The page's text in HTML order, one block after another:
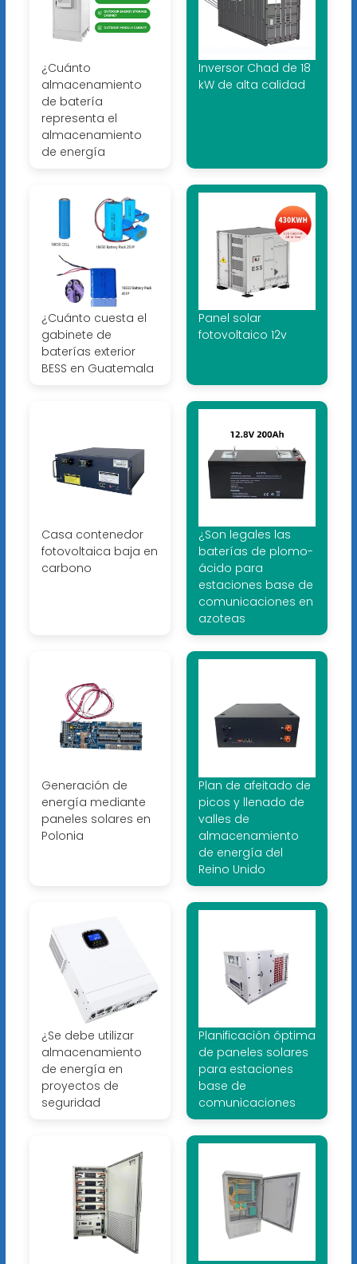
¿Cuánto
almacenamiento
de batería
representa el
almacenamiento
de energía
Inversor Chad de 18
kW de alta calidad
¿Cuánto cuesta el
gabinete de
baterías exterior
BESS en Guatemala
Panel solar
fotovoltaico 12v
Casa contenedor
fotovoltaica baja en
carbono
¿Son legales las
baterías de plomo-
ácido para
estaciones base de
comunicaciones en
azoteas
Generación de
energía mediante
paneles solares en
Polonia
Plan de afeitado de
picos y llenado de
valles de
almacenamiento
de energía del
Reino Unido
¿Se debe utilizar
almacenamiento
de energía en
proyectos de
seguridad
Planificación óptima
de paneles solares
para estaciones
base de
comunicaciones